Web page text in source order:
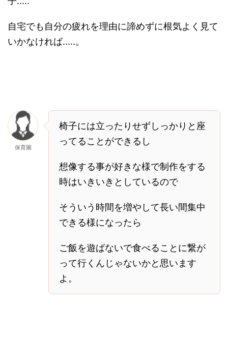
自宅でも自分の疲れを理由に諦めずに根気よく見て
いかなければ.....。
保育園
椅子には立ったりせずしっかりと座
ってることができるし
想像する事が好きな様で制作をする
時はいきいきとしているので
そういう時間を増やして長い間集中
できる様になったら
ご飯を遊ばないで食べることに繋が
って行くんじゃないかと思います
よ。